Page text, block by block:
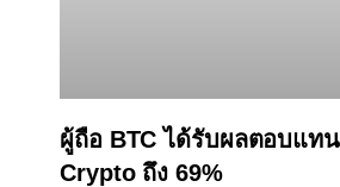
ผู้ถือ BTC ได้รับผลตอบแท
Crypto ถึง 69%